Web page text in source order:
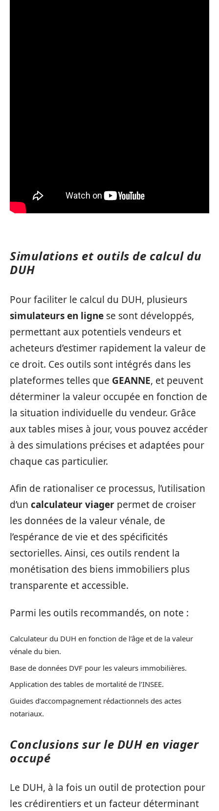
Simulations et outils de calcul du
DUH
Pour faciliter le calcul du DUH, plusieurs
simulateurs en ligne se sont développés,
permettant aux potentiels vendeurs et
acheteurs d’estimer rapidement la valeur de
ce droit. Ces outils sont intégrés dans les
plateformes telles que GEANNE, et peuvent
déterminer la valeur occupée en fonction de
la situation individuelle du vendeur. Grâce
aux tables mises à jour, vous pouvez accéder
à des simulations précises et adaptées pour
chaque cas particulier.
Afin de rationaliser ce processus, l’utilisation
d’un calculateur viager permet de croiser
les données de la valeur vénale, de
l’espérance de vie et des spécificités
sectorielles. Ainsi, ces outils rendent la
monétisation des biens immobiliers plus
transparente et accessible.
Parmi les outils recommandés, on note :
Calculateur du DUH en fonction de l’âge et de la valeur
vénale du bien.
Base de données DVF pour les valeurs immobilières.
Application des tables de mortalité de l’INSEE.
Guides d’accompagnement rédactionnels des actes
notariaux.
Conclusions sur le DUH en viager
occupé
Le DUH, à la fois un outil de protection pour
les crédirentiers et un facteur déterminant